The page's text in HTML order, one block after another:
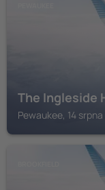
The Ingleside
Pewaukee, 14